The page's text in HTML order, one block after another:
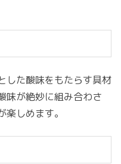
した酸味をもたらす具材
味が絶妙に組み合わさ
しめます。